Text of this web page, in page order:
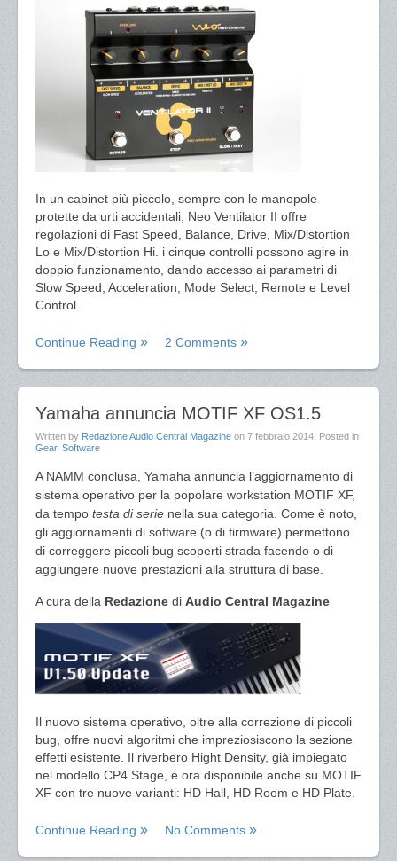
In un cabinet più piccolo, sempre con le manopole
protette da urti accidentali, Neo Ventilator II offre
regolazioni di Fast Speed, Balance, Drive, Mix/Distortion
Lo e Mix/Distortion Hi. i cinque controlli possono agire in
doppio funzionamento, dando accesso ai parametri di
Slow Speed, Acceleration, Mode Select, Remote e Level
Control.
Continue Reading 2 Comments
Yamaha annuncia MOTIF XF OS1.5
Written by Redazione Audio Central Magazine on 7 febbraio 2014 . Posted in
Gear, Software
A NAMM conclusa, Yamaha annuncia l’aggiornamento di
sistema operativo per la popolare workstation MOTIF XF,
da tempo testa di serie nella sua categoria. Come è noto,
gli aggiornamenti di software (o di firmware) permettono
di correggere piccoli bug scoperti strada facendo o di
aggiungere nuove prestazioni alla struttura di base.
A cura della Redazione di Audio Central Magazine
Il nuovo sistema operativo, oltre alla correzione di piccoli
bug, offre nuovi algoritmi che impreziosiscono la sezione
effetti esistente. Il riverbero Hight Density, già impiegato
nel modello CP4 Stage, è ora disponibile anche su MOTIF
XF con tre nuove varianti: HD Hall, HD Room e HD Plate.
Continue Reading No Comments